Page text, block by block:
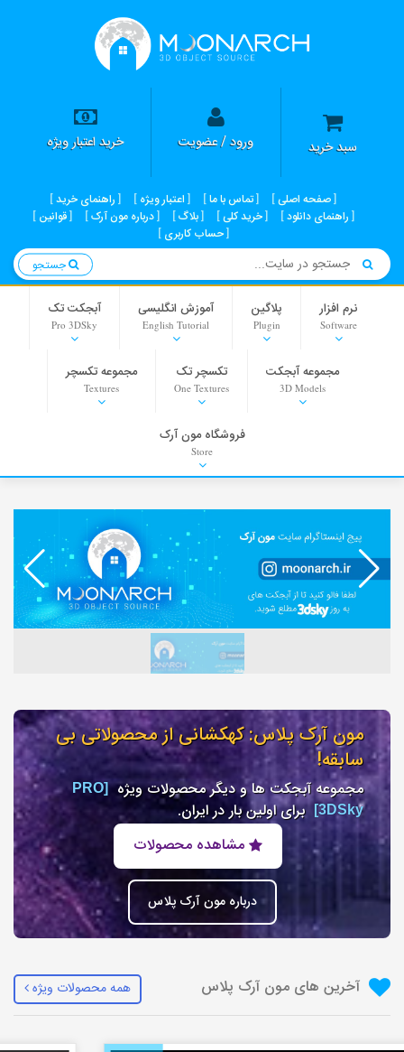
سبد خرید ورود / عضویت خرید اعتبار ویژه
صفحه اصلی تماس با ما اعتبار ویژه
راهنمای خرید
راهنمای دانلود
خرید کلی بلاگ درباره مون آرک
قوانین
حساب کاربری
نرم افزار
Software
پلاگین
Plugin
آموزش انگلیسی
English Tutorial
آبجکت تک
Pro 3DSky
مجموعه آبجکت
3D Models
تکسچر تک
One Textures
مجموعه تکسچر
Textures
PNG-PSD
Background
Stock Images
فروشگاه مون آرک
Store
مون آرک پلاس: کهکشانی از محصولاتی بی
سابقه!
مجموعه آبجکت ها و دیگر محصولات ویژه [PRO
3DSky] برای اولین بار در ایران.
مشاهده محصولات
درباره مون آرک پلاس
آخرین های مون آرک پلاس همه محصولات ویژه